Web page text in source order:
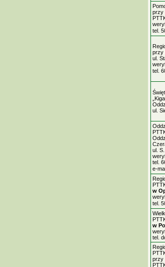
przy
tel.
przy
ul.
tel.
ul.
ul.
tel.
e-
w
tel.
w
tel.
przy